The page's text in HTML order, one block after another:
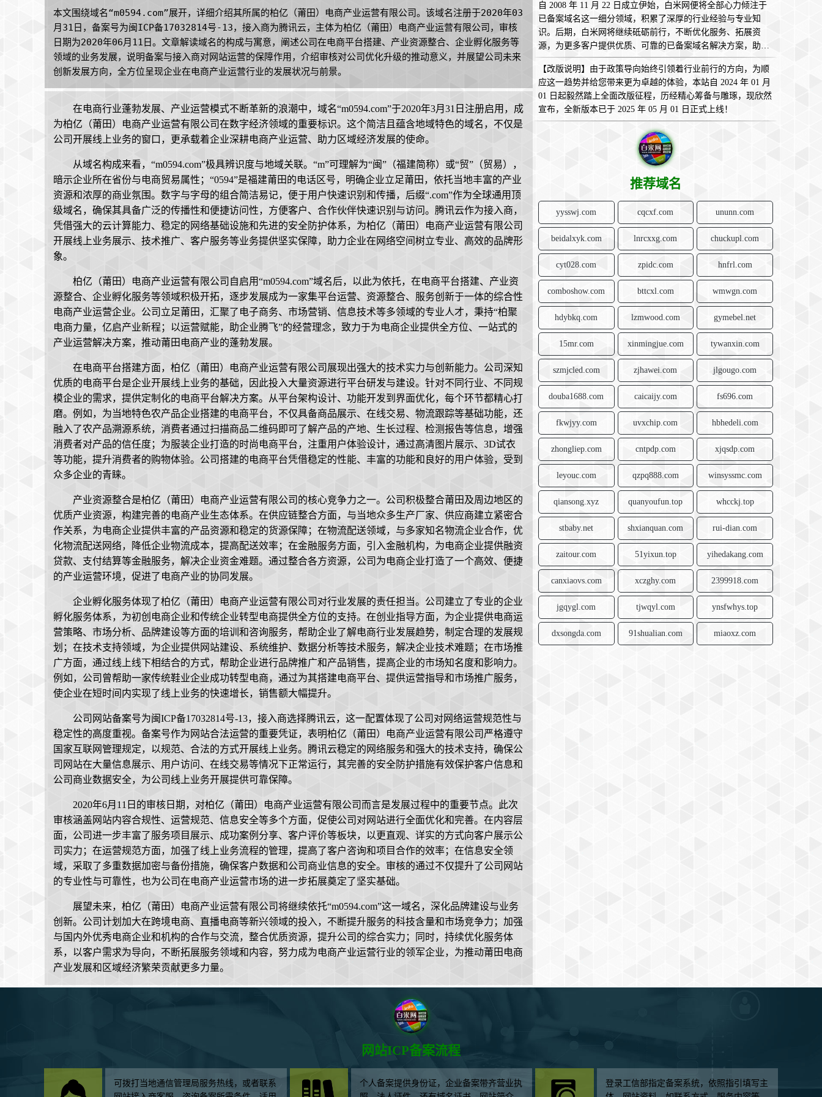
本文围绕域名“m0594.com”展开，详细介绍其所属的柏亿（莆田）电商产业运营有限公司。该域名注册于2020年03
月31日，备案号为闽ICP备17032814号-13，接入商为腾讯云，主体为柏亿（莆田）电商产业运营有限公司，审核
日期为2020年06月11日。文章解读域名的构成与寓意，阐述公司在电商平台搭建、产业资源整合、企业孵化服务等
领域的业务发展，说明备案与接入商对网站运营的保障作用，介绍审核对公司优化升级的推动意义，并展望公司未来
创新发展方向，全方位呈现企业在电商产业运营行业的发展状况与前景。
在电商行业蓬勃发展、产业运营模式不断革新的浪潮中，域名“m0594.com”于2020年3月31日注册启用，成
为柏亿（莆田）电商产业运营有限公司在数字经济领域的重要标识。这个简洁且蕴含地域特色的域名，不仅是
公司开展线上业务的窗口，更承载着企业深耕电商产业运营、助力区域经济发展的使命。
从域名构成来看，“m0594.com”极具辨识度与地域关联。“m”可理解为“闽”（福建简称）或“贸”（贸易），
暗示企业所在省份与电商贸易属性；“0594”是福建莆田的电话区号，明确企业立足莆田，依托当地丰富的产业
资源和浓厚的商业氛围。数字与字母的组合简洁易记，便于用户快速识别和传播，后缀“.com”作为全球通用顶
级域名，确保其具备广泛的传播性和便捷访问性，方便客户、合作伙伴快速识别与访问。腾讯云作为接入商，
凭借强大的云计算能力、稳定的网络基础设施和先进的安全防护体系，为柏亿（莆田）电商产业运营有限公司
开展线上业务展示、技术推广、客户服务等业务提供坚实保障，助力企业在网络空间树立专业、高效的品牌形
象。
柏亿（莆田）电商产业运营有限公司自启用“m0594.com”域名后，以此为依托，在电商平台搭建、产业资
源整合、企业孵化服务等领域积极开拓，逐步发展成为一家集平台运营、资源整合、服务创新于一体的综合性
电商产业运营企业。公司立足莆田，汇聚了电子商务、市场营销、信息技术等多领域的专业人才，秉持“柏聚
电商力量，亿启产业新程；以运营赋能，助企业腾飞”的经营理念，致力于为电商企业提供全方位、一站式的
产业运营解决方案，推动莆田电商产业的蓬勃发展。
在电商平台搭建方面，柏亿（莆田）电商产业运营有限公司展现出强大的技术实力与创新能力。公司深知
优质的电商平台是企业开展线上业务的基础，因此投入大量资源进行平台研发与建设。针对不同行业、不同规
模企业的需求，提供定制化的电商平台解决方案。从平台架构设计、功能开发到界面优化，每个环节都精心打
磨。例如，为当地特色农产品企业搭建的电商平台，不仅具备商品展示、在线交易、物流跟踪等基础功能，还
融入了农产品溯源系统，消费者通过扫描商品二维码即可了解产品的产地、生长过程、检测报告等信息，增强
消费者对产品的信任度；为服装企业打造的时尚电商平台，注重用户体验设计，通过高清图片展示、3D试衣
等功能，提升消费者的购物体验。公司搭建的电商平台凭借稳定的性能、丰富的功能和良好的用户体验，受到
众多企业的青睐。
产业资源整合是柏亿（莆田）电商产业运营有限公司的核心竞争力之一。公司积极整合莆田及周边地区的
优质产业资源，构建完善的电商产业生态体系。在供应链整合方面，与当地众多生产厂家、供应商建立紧密合
作关系，为电商企业提供丰富的产品资源和稳定的货源保障；在物流配送领域，与多家知名物流企业合作，优
化物流配送网络，降低企业物流成本，提高配送效率；在金融服务方面，引入金融机构，为电商企业提供融资
贷款、支付结算等金融服务，解决企业资金难题。通过整合各方资源，公司为电商企业打造了一个高效、便捷
的产业运营环境，促进了电商产业的协同发展。
企业孵化服务体现了柏亿（莆田）电商产业运营有限公司对行业发展的责任担当。公司建立了专业的企业
孵化服务体系，为初创电商企业和传统企业转型电商提供全方位的支持。在创业指导方面，为企业提供电商运
营策略、市场分析、品牌建设等方面的培训和咨询服务，帮助企业了解电商行业发展趋势，制定合理的发展规
划；在技术支持领域，为企业提供网站建设、系统维护、数据分析等技术服务，解决企业技术难题；在市场推
广方面，通过线上线下相结合的方式，帮助企业进行品牌推广和产品销售，提高企业的市场知名度和影响力。
例如，公司曾帮助一家传统鞋业企业成功转型电商，通过为其搭建电商平台、提供运营指导和市场推广服务，
使企业在短时间内实现了线上业务的快速增长，销售额大幅提升。
公司网站备案号为闽ICP备17032814号-13，接入商选择腾讯云，这一配置体现了公司对网络运营规范性与
稳定性的高度重视。备案号作为网站合法运营的重要凭证，表明柏亿（莆田）电商产业运营有限公司严格遵守
国家互联网管理规定，以规范、合法的方式开展线上业务。腾讯云稳定的网络服务和强大的技术支持，确保公
司网站在大量信息展示、用户访问、在线交易等情况下正常运行，其完善的安全防护措施有效保护客户信息和
公司商业数据安全，为公司线上业务开展提供可靠保障。
2020年6月11日的审核日期，对柏亿（莆田）电商产业运营有限公司而言是发展过程中的重要节点。此次
审核涵盖网站内容合规性、运营规范、信息安全等多个方面，促使公司对网站进行全面优化和完善。在内容层
面，公司进一步丰富了服务项目展示、成功案例分享、客户评价等板块，以更直观、详实的方式向客户展示公
司实力；在运营规范方面，加强了线上业务流程的管理，提高了客户咨询和项目合作的效率；在信息安全领
域，采取了多重数据加密与备份措施，确保客户数据和公司商业信息的安全。审核的通过不仅提升了公司网站
的专业性与可靠性，也为公司在电商产业运营市场的进一步拓展奠定了坚实基础。
展望未来，柏亿（莆田）电商产业运营有限公司将继续依托“m0594.com”这一域名，深化品牌建设与业务
创新。公司计划加大在跨境电商、直播电商等新兴领域的投入，不断提升服务的科技含量和市场竞争力；加强
与国内外优秀电商企业和机构的合作与交流，整合优质资源，提升公司的综合实力；同时，持续优化服务体
系，以客户需求为导向，不断拓展服务领域和内容，努力成为电商产业运营行业的领军企业，为推动莆田电商
产业发展和区域经济繁荣贡献更多力量。
自 2008 年 11 月 22 日成立伊始，白米网便将全部心力倾注于
已备案域名这一细分领域，积累了深厚的行业经验与专业知
识。后期，白米网将继续砥砺前行，不断优化服务、拓展资
源，为更多客户提供优质、可靠的已备案域名解决方案，助您
在互联网的广袤天地中畅意翱翔，实现无限可能！
【改版说明】由于政策导向始终引领着行业前行的方向，为顺
应这一趋势并给您带来更为卓越的体验，本站自 2024 年 01 月
01 日起毅然踏上全面改版征程，历经精心筹备与雕琢，现欣然
宣布，全新版本已于 2025 年 05 月 01 日正式上线！
推荐域名
yysswj.com cqcxf.com ununn.com
beidalxyk.com lnrcxxg.com chuckupl.com
cyt028.com zpidc.com hnfrl.com
comboshow.com bttcxl.com wmwgn.com
hdybkq.com lzmwood.com gymebel.net
15mr.com xinmingjue.com tywanxin.com
szmjcled.com zjhawei.com jlgougo.com
douba1688.com caicaijy.com fs696.com
fkwjyy.com uvxchip.com hbhedeli.com
zhongliep.com cntpdp.com xjqsdp.com
leyouc.com qzpq888.com winsyssmc.com
qiansong.xyz quanyoufun.top whcckj.top
stbaby.net shxianquan.com rui-dian.com
zaitour.com 51yixun.top yihedakang.com
canxiaovs.com xczghy.com 2399918.com
jgqygl.com tjwqyl.com ynsfwhys.top
dxsongda.com 91shualian.com miaoxz.com
网站ICP备案流程
可拨打当地通信管理局服务热线，或者联系
个人备案提供身份证，企业备案带齐营业执
登录工信部指定备案系统，依照指引填写主